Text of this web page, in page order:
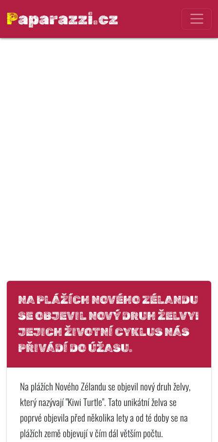
Paparazzi.cz
NA PLÁŽÍCH NOVÉHO ZÉLANDU
SE OBJEVIL NOVÝ DRUH ŽELVY!
JEJICH ŽIVOTNÍ CYKLUS NÁS
PŘIVÁDÍ DO ÚŽASU.
Na plážích Nového Zélandu se objevil nový druh želvy,
který nazývají "Kiwi Turtle". Tato unikátní želva se
poprvé objevila před několika lety a od té doby se na
plážích země objevují v čím dál větším počtu.